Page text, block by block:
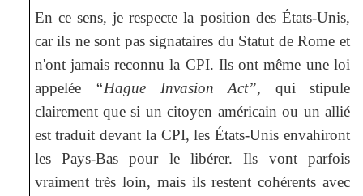
En ce sens, je respecte la position des États-Unis,
car ils ne sont pas signataires du Statut de Rome et
n'ont jamais reconnu la CPI. Ils ont même une loi
appelée “Hague Invasion Act”, qui stipule
clairement que si un citoyen américain ou un allié
est traduit devant la CPI, les États-Unis envahiront
les Pays-Bas pour le libérer. Ils vont parfois
vraiment très loin, mais ils restent cohérents avec